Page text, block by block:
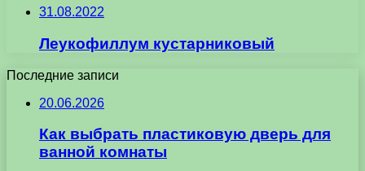
31.08.2022
Леукофиллум кустарниковый
Последние записи
20.06.2026
Как выбрать пластиковую дверь для
ванной комнаты